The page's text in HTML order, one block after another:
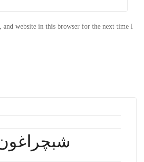
and website in this browser for the next time I